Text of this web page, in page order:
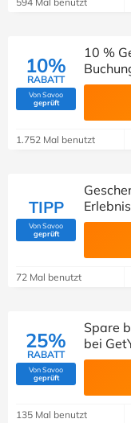
10%
RABATT
Von Savoo
geprüft(Von Savoo geprüft)
10 %
1.752 Mal benutzt
TIPP
Von Savoo
geprüft(Von Savoo geprüft)
72 Mal benutzt
25%
RABATT
Von Savoo
geprüft(Von Savoo geprüft)
Spare
bei
135 Mal benutzt